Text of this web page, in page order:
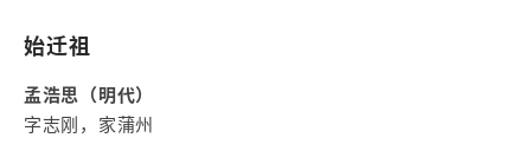
始迁祖
孟浩思（明代）
字志刚，家蒲州